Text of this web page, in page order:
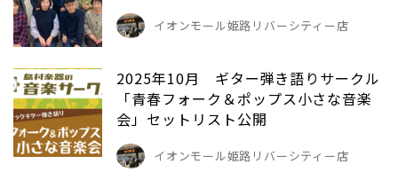
イオンモール姫路リバーシティー店
2025年10月 ギター弾き語りサークル
「青春フォーク＆ポップス小さな音楽
会」セットリスト公開
イオンモール姫路リバーシティー店